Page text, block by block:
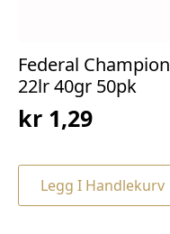
Federal Champion
22lr 40gr 50pk
kr 1,29
Legg I Handlekurv